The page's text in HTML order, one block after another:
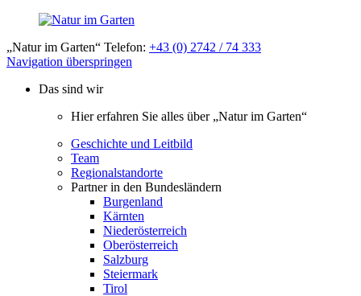
„Natur im Garten“ Telefon: +43 (0) 2742 / 74 333
Navigation überspringen
Das sind wir
Hier erfahren Sie alles über „Natur im Garten“
Geschichte und Leitbild
Team
Regionalstandorte
Partner in den Bundesländern
Burgenland
Kärnten
Niederösterreich
Oberösterreich
Salzburg
Steiermark
Tirol